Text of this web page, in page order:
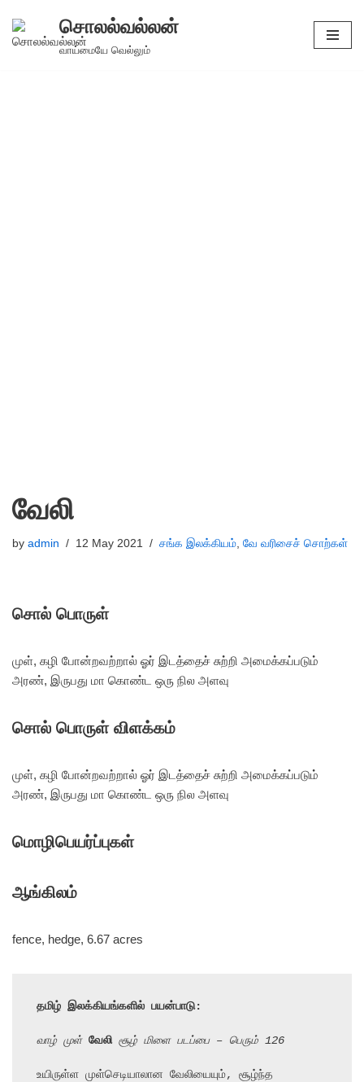
Skip
சொலல்வல்லன்
வாய்மையே வெல்லும்
வேலி
by admin 12 May 2021 சங்க இலக்கியம், வே வரிசைச் சொற்கள்
சொல் பொருள்
முள், கழி போன்றவற்றால் ஓர் இடத்தைச் சுற்றி அமைக்கப்படும்
அரண், இருபது மா கொண்ட ஒரு நில அளவு
சொல் பொருள் விளக்கம்
முள், கழி போன்றவற்றால் ஓர் இடத்தைச் சுற்றி அமைக்கப்படும்
அரண், இருபது மா கொண்ட ஒரு நில அளவு
மொழிபெயர்ப்புகள்
ஆங்கிலம்
fence, hedge, 6.67 acres
தமிழ் இலக்கியங்களில் பயன்பாடு:
வாழ் முள் வேலி சூழ் மிளை படப்பை – பெரும் 126
உயிருள்ள முள்செடியாலான வேலியையும், சூழ்ந்த